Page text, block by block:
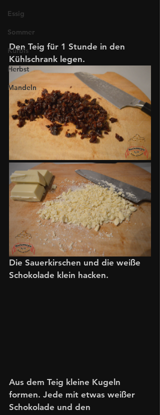
Essig
Sommer
Kürbis
Herbst
Mandeln
Den Teig für 1 Stunde in den
Kühlschrank legen.
Die Sauerkirschen und die weiße
Schokolade klein hacken.
Aus dem Teig kleine Kugeln
formen. Jede mit etwas weißer
Schokolade und den